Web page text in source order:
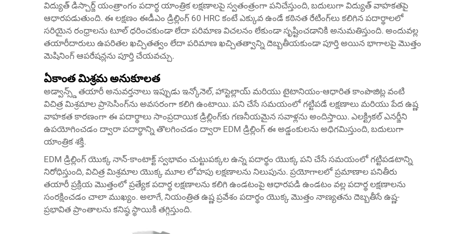
విద్యుత్ డిస్చార్జ్ యంత్రాంగం పదార్థ యాంత్రిక లక్షణాలపై స్వతంత్రంగా పనిచేస్తుంది, బదులుగా విద్యుత్ వాహకతపై
ఆధారపడుతుంది. ఈ లక్షణం ఈడీఎం డ్రిల్లింగ్ 60 HRC కంటే ఎక్కువ ఉండే కఠినత రేటింగ్‌లు కలిగిన పదార్థాలలో
సరియైన రంధ్రాలను టూల్ ధరించకుండా లేదా పరిమాణ విచలనం లేకుండా సృష్టించడానికి అనుమతిస్తుంది. అందువల్ల
తయారీదారులు ఉపరితల ఖచ్చితత్వం లేదా పరిమాణ ఖచ్చితత్వాన్ని దెబ్బతీయకుండా పూర్తి అయిన భాగాలపై మొత్తం
మెషినింగ్ ఆపరేషన్లను పూర్తి చేయవచ్చు.
ఏకాంత మిశ్రమ అనుకూలత
అడ్వాన్స్డ్ తయారీ అనువర్తనాలు ఇప్పుడు ఇన్కోనెల్, హాస్టెల్లాయ్ మరియు టైటానియం-ఆధారిత కాంపొజిట్ల వంటి
విచిత్ర మిశ్రమాల ప్రాసెసింగ్‌ను అవసరంగా కలిగి ఉంటాయి. పని చేసే సమయంలో గట్టిపడే లక్షణాలు మరియు పేద ఉష్ణ
వాహకత కారణంగా ఈ పదార్థాలు సాంప్రదాయిక డ్రిల్లింగ్‌కు గణనీయమైన సవాళ్లను అందిస్తాయి. ఎలక్ట్రికల్ ఎనర్జీని
ఉపయోగించడం ద్వారా పదార్థాన్ని తొలగించడం ద్వారా EDM డ్రిల్లింగ్ ఈ అడ్డంకులను అధిగమిస్తుంది, బదులుగా
యాంత్రిక శక్తి.
EDM డ్రిల్లింగ్ యొక్క నాన్-కాంటాక్ట్ స్వభావం చుట్టుపక్కల ఉన్న పదార్థం యొక్క పని చేసే సమయంలో గట్టిపడటాన్ని
నిరోధిస్తుంది, విచిత్ర మిశ్రమాల యొక్క మూల లోహపు లక్షణాలను నిలుపును. ప్రయోగాలలో ప్రమాణాల పనితీరు
తయారీ ప్రక్రియ మొత్తంలో ప్రత్యేక పదార్థ లక్షణాలను కలిగి ఉండటంపై ఆధారపడి ఉండటం వల్ల పదార్థ లక్షణాలను
సంరక్షించడం చాలా ముఖ్యం. అలాగే, నియంత్రిత ఉష్ణ ప్రవేశం పదార్థం యొక్క మొత్తం నాణ్యతను దెబ్బతీసే ఉష్ణ-
ప్రభావిత ప్రాంతాలను కనిష్ఠ స్థాయికి తగ్గిస్తుంది.